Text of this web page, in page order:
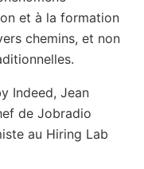
et à la formation
chemins, et non
Indeed, Jean
de Jobradio
au Hiring Lab